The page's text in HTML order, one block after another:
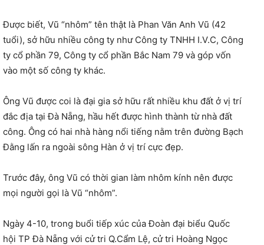
Được biết, Vũ “nhôm” tên thật là Phan Văn Anh Vũ (42
tuổi), sở hữu nhiều công ty như Công ty TNHH I.V.C, Công
ty cổ phần 79, Công ty cổ phần Bắc Nam 79 và góp vốn
vào một số công ty khác.
Ông Vũ được coi là đại gia sở hữu rất nhiều khu đất ở vị trí
đắc địa tại Đà Nẵng, hầu hết được hình thành từ nhà đất
công. Ông có hai nhà hàng nổi tiếng nằm trên đường Bạch
Đằng lấn ra ngoài sông Hàn ở vị trí cực đẹp.
Trước đây, ông Vũ có thời gian làm nhôm kính nên được
mọi người gọi là Vũ “nhôm”.
Ngày 4-10, trong buổi tiếp xúc của Đoàn đại biểu Quốc
hội TP Đà Nẵng với cử tri Q.Cẩm Lệ, cử tri Hoàng Ngọc